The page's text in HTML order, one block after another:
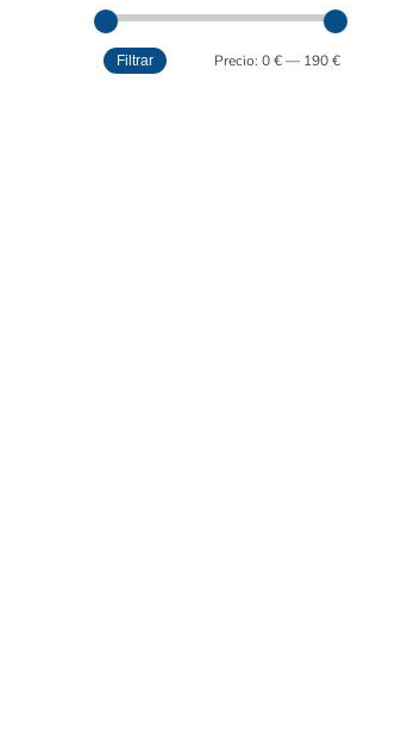
Filtrar Precio: 0 €— 190 €